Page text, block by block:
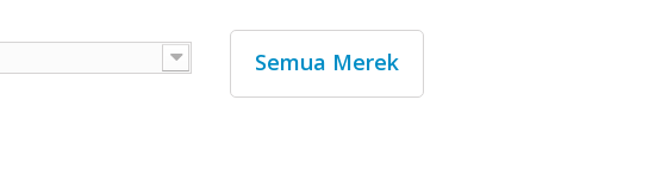
Semua Merek